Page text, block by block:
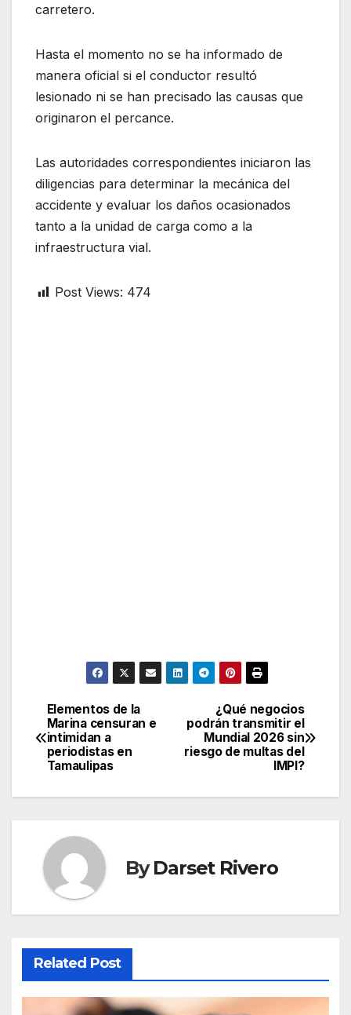
carretero.
Hasta el momento no se ha informado de
manera oficial si el conductor resultó
lesionado ni se han precisado las causas que
originaron el percance.
Las autoridades correspondientes iniciaron las
diligencias para determinar la mecánica del
accidente y evaluar los daños ocasionados
tanto a la unidad de carga como a la
infraestructura vial.
Post Views: 474
Post
navigation
¿Qué negocios
podrán transmitir el
Mundial 2026 sin
riesgo de multas del
IMPI?
Elementos de la
Marina censuran e
intimidan a
periodistas en
Tamaulipas
ByDarset Rivero
Related Post